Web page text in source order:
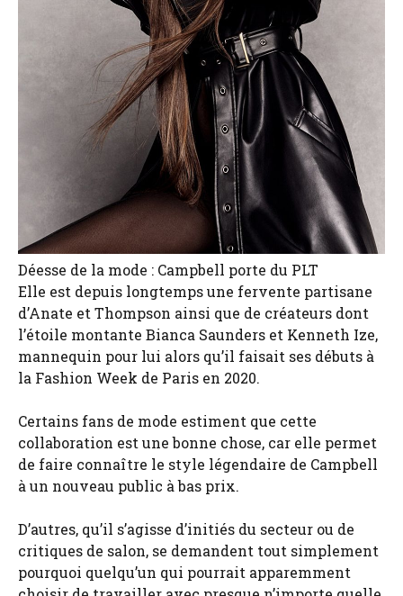
Déesse de la mode : Campbell porte du PLT
Elle est depuis longtemps une fervente partisane
d’Anate et Thompson ainsi que de créateurs dont
l’étoile montante Bianca Saunders et Kenneth Ize,
mannequin pour lui alors qu’il faisait ses débuts à
la Fashion Week de Paris en 2020.
Certains fans de mode estiment que cette
collaboration est une bonne chose, car elle permet
de faire connaître le style légendaire de Campbell
à un nouveau public à bas prix.
D’autres, qu’il s’agisse d’initiés du secteur ou de
critiques de salon, se demandent tout simplement
pourquoi quelqu’un qui pourrait apparemment